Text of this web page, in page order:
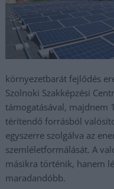
környezetbarát fejlődés
Szolnoki Szakképzési
támogatásával, majdnem
térítendő forrásból
egyszerre szolgálva az
szemléletformálását. A
másikra történik, hanem
maradandóbb.